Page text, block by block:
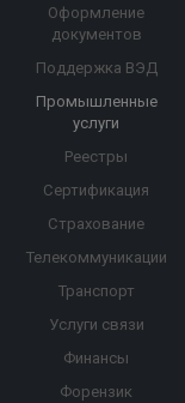
Оформление
документов
Поддержка ВЭД
Промышленные
услуги
Реестры
Сертификация
Страхование
Телекоммуникации
Транспорт
Услуги связи
Финансы
Форензик